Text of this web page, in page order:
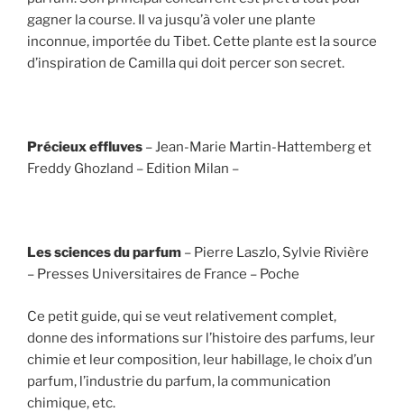
gagner la course. Il va jusqu’à voler une plante
inconnue, importée du Tibet. Cette plante est la source
d’inspiration de Camilla qui doit percer son secret.
Précieux effluves – Jean-Marie Martin-Hattemberg et
Freddy Ghozland – Edition Milan –
Les sciences du parfum – Pierre Laszlo, Sylvie Rivière
– Presses Universitaires de France – Poche
Ce petit guide, qui se veut relativement complet,
donne des informations sur l’histoire des parfums, leur
chimie et leur composition, leur habillage, le choix d’un
parfum, l’industrie du parfum, la communication
chimique, etc.